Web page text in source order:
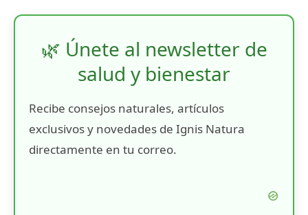
🌿 Únete al newsletter de
salud y bienestar
Recibe consejos naturales, artículos
exclusivos y novedades de Ignis Natura
directamente en tu correo.